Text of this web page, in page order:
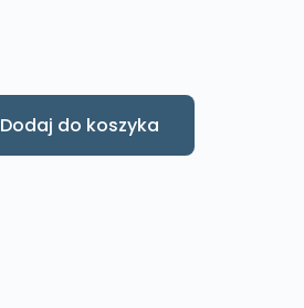
Dodaj do koszyka